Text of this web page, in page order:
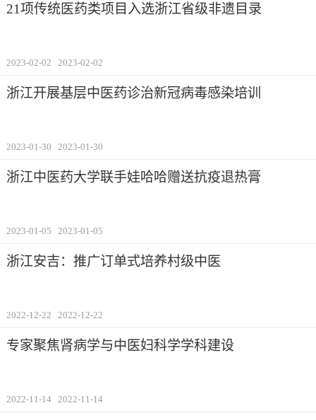
21项传统医药类项目入选浙江省级非遗目录
2023-02-02 2023-02-02
浙江开展基层中医药诊治新冠病毒感染培训
2023-01-30 2023-01-30
浙江中医药大学联手娃哈哈赠送抗疫退热膏
2023-01-05 2023-01-05
浙江安吉：推广订单式培养村级中医
2022-12-22 2022-12-22
专家聚焦肾病学与中医妇科学学科建设
2022-11-14 2022-11-14